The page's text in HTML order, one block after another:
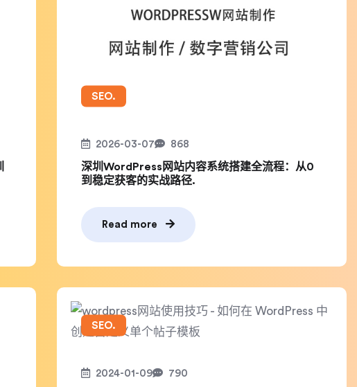
SEO.
2026-03-07 868
深圳WordPress网站内容系统搭建全流程：从0
到稳定获客的实战路径.
Read more
SEO.
2024-01-09 790